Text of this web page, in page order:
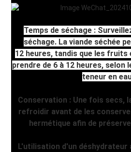
Temps de séchage :
séchage. La viande séchée
12 heures, tandis que les fruits
prendre de 6 à 12 heures, selon
teneur en
Conservation : Une fois secs,
refroidir avant de les
hermétique afin de
L'utilisation d'un déshydrateur